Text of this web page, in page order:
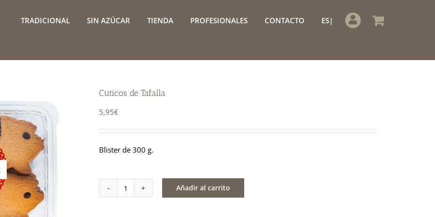
TRADICIONAL SIN AZÚCAR TIENDA PROFESIONALES CONTACTO ES
Cuticos de Tafalla
5,95€
Blister de 300 g.
Cuticos
Añadir al carrito